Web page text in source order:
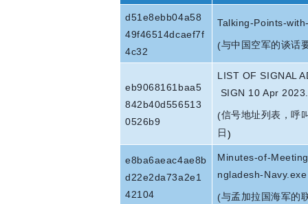
d51e8ebb04a58
49f46514dcaef7f
4c32
Talking-Points-
(与中国空军的谈话
eb9068161baa5
842b40d556513
0526b9
LIST OF SIGNAL
SIGN 10 Apr
(信号地址列表，呼
日)
e8ba6aeac4ae8b
d22e2da73a2e1
42104
Minutes-of-
ngladesh-Navy.exe
(与孟加拉国海军的